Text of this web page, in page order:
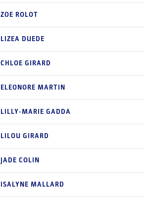
ZOE ROLOT
LIZEA DUEDE
CHLOE GIRARD
ELEONORE MARTIN
LILLY-MARIE GADDA
LILOU GIRARD
JADE COLIN
ISALYNE MALLARD